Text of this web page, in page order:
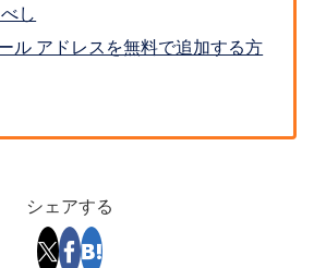
し
ル アドレスを無料で追加する方
シェアする